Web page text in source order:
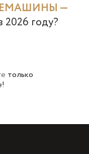
только
—
2026 году?